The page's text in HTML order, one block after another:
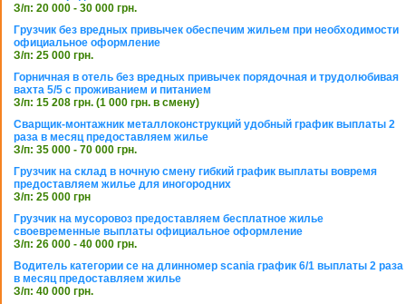
З/п: 20 000 - 30 000 грн.
Грузчик без вредных привычек обеспечим жильем при необходимости
официальное оформление
З/п: 25 000 грн.
Горничная в отель без вредных привычек порядочная и трудолюбивая
вахта 5/5 с проживанием и питанием
З/п: 15 208 грн. (1 000 грн. в смену)
Сварщик-монтажник металлоконструкций удобный график выплаты 2
раза в месяц предоставляем жилье
З/п: 35 000 - 70 000 грн.
Грузчик на склад в ночную смену гибкий график выплаты вовремя
предоставляем жилье для иногородних
З/п: 25 000 грн
Грузчик на мусоровоз предоставляем бесплатное жилье
своевременные выплаты официальное оформление
З/п: 26 000 - 40 000 грн.
Водитель категории се на длинномер scania график 6/1 выплаты 2 раза
в месяц предоставляем жилье
З/п: 40 000 грн.